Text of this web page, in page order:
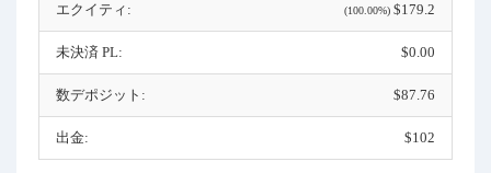
エクイティ: (100.00%) $179.2
未決済 PL: $0.00
数デポジット: $87.76
出金: $102